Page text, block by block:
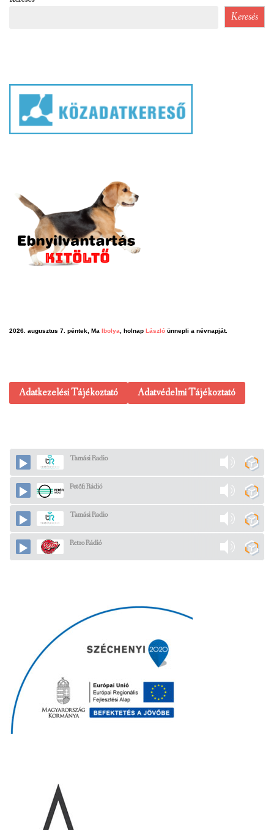
Keresés
2026. augusztus 7. péntek, Ma Ibolya, holnap László ünnepli a névnapját.
Adatkezelési Tájékoztató Adatvédelmi Tájékoztató
Tamási Radio
Petőfi Rádió
Tamási Radio
Retro Rádió